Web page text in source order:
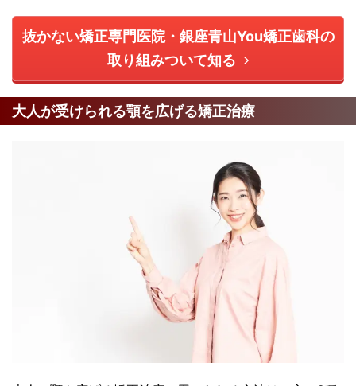
抜かない矯正専門医院・銀座青山You矯正歯科の
取り組みついて知る
大人が受けられる顎を広げる矯正治療